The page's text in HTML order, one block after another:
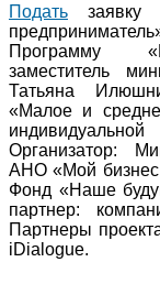
Подать заявку
Программу
заместитель
Татьяна
«Малое и
Организатор:
АНО «Мой бизнес
Фонд «Наше
партнер:
Партнеры
iDialogue.